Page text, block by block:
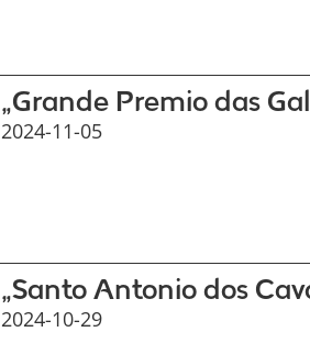
„Grande Premio das
2024-11-05
„Santo Antonio dos
2024-10-29